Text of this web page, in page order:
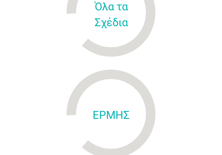
Όλα τα
Σχέδια
ΕΡΜΗΣ